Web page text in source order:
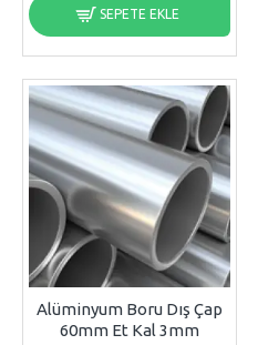
SEPETE EKLE
Alüminyum Boru Dış Çap
60mm Et Kal 3mm